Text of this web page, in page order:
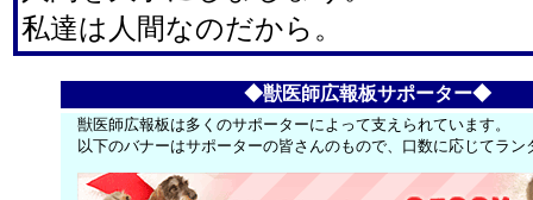
私達は人間なのだから。
◆獣医師広報板サポーター◆
獣医師広報板は多くのサポーターによって支えられています。
以下のバナーはサポーターの皆さんのもので、口数に応じてラ